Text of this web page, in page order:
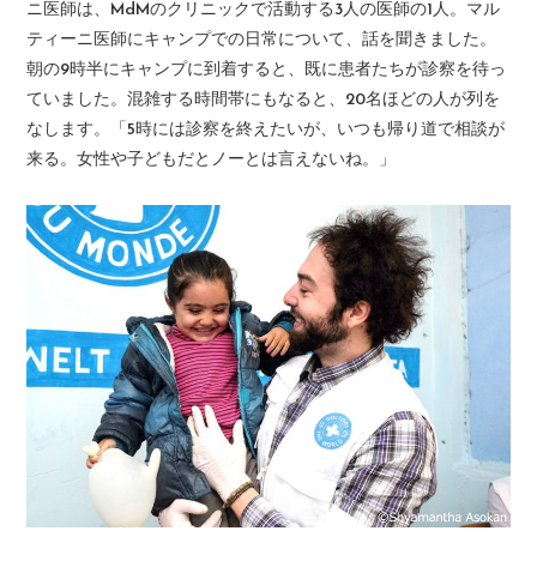
ニ医師は、MdMのクリニックで活動する3人の医師の1人。マル
ティーニ医師にキャンプでの日常について、話を聞きました。
朝の9時半にキャンプに到着すると、既に患者たちが診察を待っ
ていました。混雑する時間帯にもなると、20名ほどの人が列を
なします。「5時には診察を終えたいが、いつも帰り道で相談が
来る。女性や子どもだとノーとは言えないね。」